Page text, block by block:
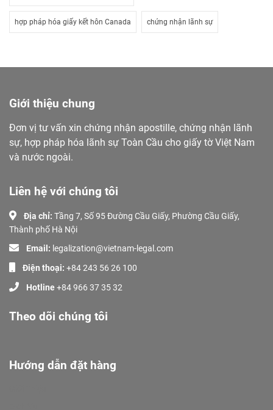
hợp pháp hóa giấy kết hôn Canada chứng nhận lãnh sự
Giới thiệu chung
Đơn vị tư vấn xin chứng nhận apostille, chứng nhận lãnh
sự, hợp pháp hóa lãnh sự Toàn Cầu cho giấy tờ Việt Nam
và nước ngoài.
Liên hệ với chúng tôi
Địa chỉ: Tầng 7, Số 95 Đường Cầu Giấy, Phường Cầu Giấy,
Thành phố Hà Nội
Email: legalization@vietnam-legal.com
Điện thoại: +84 243 56 26 100
Hotline+84 966 37 35 32
Theo dõi chúng tôi
Hướng dẫn đặt hàng